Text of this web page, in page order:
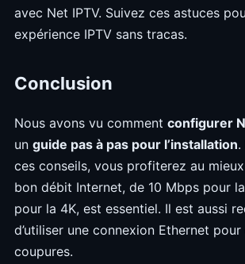
avec Net IPTV. Suivez ces astuces
expérience IPTV sans tracas.
Conclusion
Nous avons vu comment configurer
un guide pas à pas pour l’installation.
ces conseils, vous profiterez au mieux
bon débit Internet, de 10 Mbps pour
pour la 4K, est essentiel. Il est aussi
d’utiliser une connexion Ethernet
coupures.